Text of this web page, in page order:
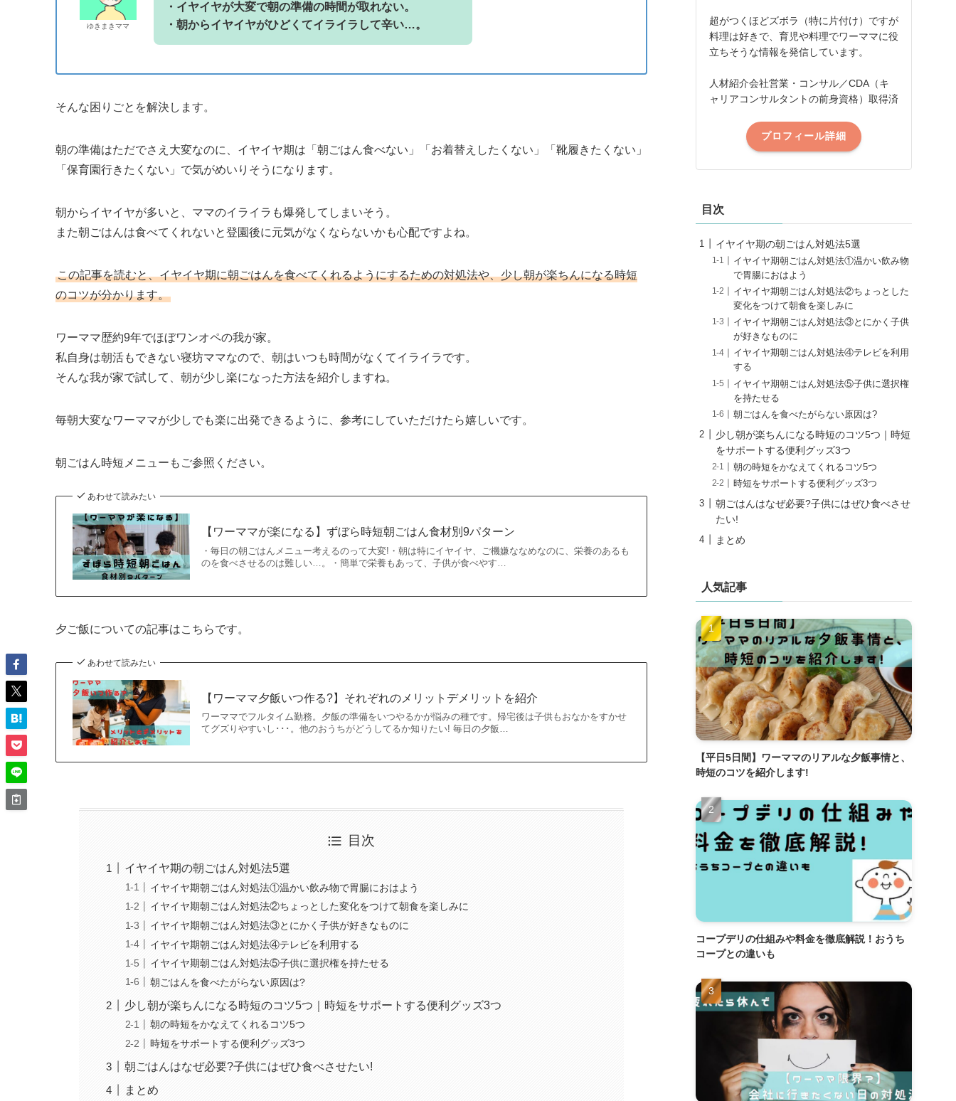
ゆきまきママ
・イヤイヤが大変で朝の準備の時間が取れない。
・朝からイヤイヤがひどくてイライラして辛い…。
そんな困りごとを解決します。
朝の準備はただでさえ大変なのに、イヤイヤ期は「朝ごはん食べない」「お着替えしたくない」「靴履きたくない」
「保育園行きたくない」で気がめいりそうになります。
朝からイヤイヤが多いと、ママのイライラも爆発してしまいそう。
また朝ごはんは食べてくれないと登園後に元気がなくならないかも心配ですよね。
この記事を読むと、イヤイヤ期に朝ごはんを食べてくれるようにするための対処法や、少し朝が楽ちんになる時短
のコツが分かります。
ワーママ歴約9年でほぼワンオペの我が家。
私自身は朝活もできない寝坊ママなので、朝はいつも時間がなくてイライラです。
そんな我が家で試して、朝が少し楽になった方法を紹介しますね。
毎朝大変なワーママが少しでも楽に出発できるように、参考にしていただけたら嬉しいです。
朝ごはん時短メニューもご参照ください。
あわせて読みたい
【ワーママが楽になる】ずぼら時短朝ごはん食材別9パターン
・毎日の朝ごはんメニュー考えるのって大変!・朝は特にイヤイヤ、ご機嫌ななめなのに、栄養のあるも
のを食べさせるのは難しい…。・簡単で栄養もあって、子供が食べやす…
夕ご飯についての記事はこちらです。
あわせて読みたい
【ワーママ夕飯いつ作る?】それぞれのメリットデメリットを紹介
ワーママでフルタイム勤務。夕飯の準備をいつやるかが悩みの種です。帰宅後は子供もおなかをすかせ
てグズりやすいし･･･。他のおうちがどうしてるか知りたい! 毎日の夕飯…
目次
イヤイヤ期の朝ごはん対処法5選
イヤイヤ期朝ごはん対処法①温かい飲み物で胃腸におはよう
イヤイヤ期朝ごはん対処法②ちょっとした変化をつけて朝食を楽しみに
イヤイヤ期朝ごはん対処法③とにかく子供が好きなものに
イヤイヤ期朝ごはん対処法④テレビを利用する
イヤイヤ期朝ごはん対処法⑤子供に選択権を持たせる
朝ごはんを食べたがらない原因は?
少し朝が楽ちんになる時短のコツ5つ｜時短をサポートする便利グッズ3つ
朝の時短をかなえてくれるコツ5つ
時短をサポートする便利グッズ3つ
朝ごはんはなぜ必要?子供にはぜひ食べさせたい!
まとめ
超がつくほどズボラ（特に片付け）ですが
料理は好きで、育児や料理でワーママに役
立ちそうな情報を発信しています。
人材紹介会社営業・コンサル／CDA（キ
ャリアコンサルタントの前身資格）取得済
プロフィール詳細
目次
イヤイヤ期の朝ごはん対処法5選
イヤイヤ期朝ごはん対処法①温かい飲み物
で胃腸におはよう
イヤイヤ期朝ごはん対処法②ちょっとした
変化をつけて朝食を楽しみに
イヤイヤ期朝ごはん対処法③とにかく子供
が好きなものに
イヤイヤ期朝ごはん対処法④テレビを利用
する
イヤイヤ期朝ごはん対処法⑤子供に選択権
を持たせる
朝ごはんを食べたがらない原因は?
少し朝が楽ちんになる時短のコツ5つ｜時短
をサポートする便利グッズ3つ
朝の時短をかなえてくれるコツ5つ
時短をサポートする便利グッズ3つ
朝ごはんはなぜ必要?子供にはぜひ食べさせ
たい!
まとめ
人気記事
【平日5日間】ワーママのリアルな夕飯事情と、
時短のコツを紹介します!
コープデリの仕組みや料金を徹底解説！おうち
コープとの違いも